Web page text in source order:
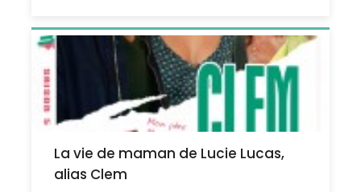
La vie de maman de Lucie Lucas,
alias Clem